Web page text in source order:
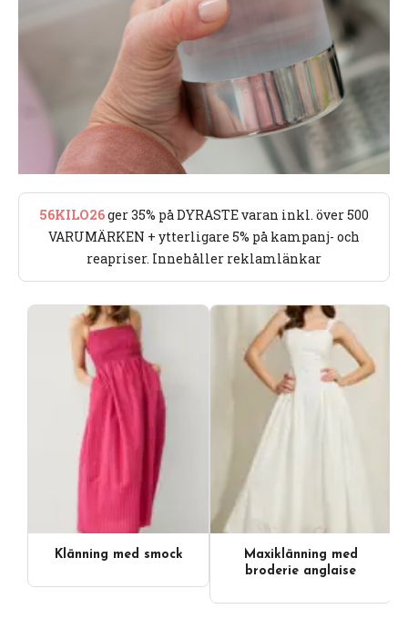
56KILO26ger 35% på DYRASTE varan inkl. över 500
VARUMÄRKEN + ytterligare 5% på kampanj- och
reapriser. Innehåller reklamlänkar
Klänning med smock
Maxiklänning med
broderie anglaise